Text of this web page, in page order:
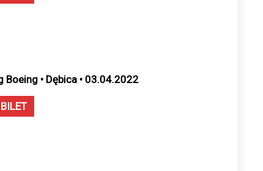
Boeing • Dębica • 03.04.2022